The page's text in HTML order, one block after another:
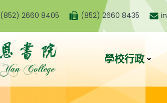
(852) 2660 8405 (852) 2660 8435
學校行政